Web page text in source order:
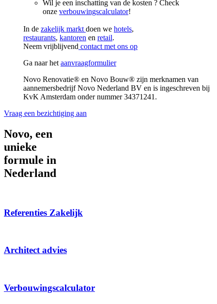
Wil je een inschatting van de kosten ? Check
onze verbouwingscalculator!
In de zakelijk marktdoen we hotels,
restaurants, kantoren en retail.
Neem vrijblijvend contact met ons op
Ga naar hetaanvraagformulier
Novo Renovatie® en Novo Bouw® zijn merknamen van
aannemersbedrijf Novo Nederland BV en is ingeschreven bij
KvK Amsterdam onder nummer 34371241.
Vraag een bezichtiging aan
Novo, een
unieke
formule in
Nederland
Referenties Zakelijk
Architect advies
Verbouwingscalculator